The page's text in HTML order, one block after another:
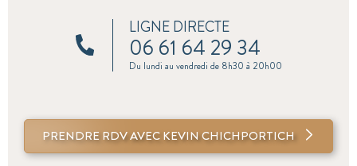
LIGNE DIRECTE
06 61 64 29 34
Du lundi au vendredi de 8h30 à 20h00
PRENDRE RDV AVEC KEVIN CHICHPORTICH